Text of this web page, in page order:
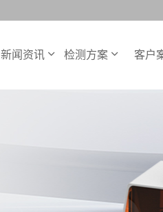
新闻资讯 检测方案 客户